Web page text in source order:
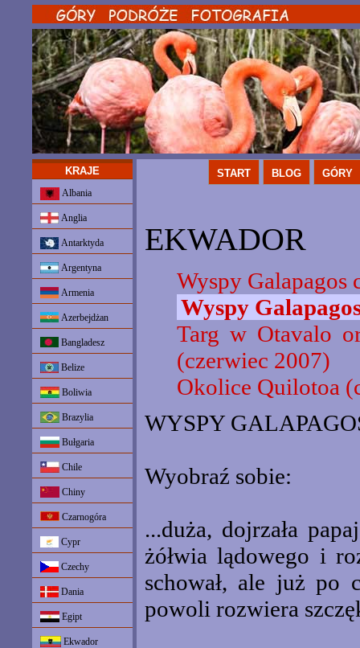
START BLOG GÓRY
KRAJE
Albania
Anglia
Antarktyda
Argentyna
Armenia
Azerbejdżan
Bangladesz
Belize
Boliwia
Brazylia
Bułgaria
Chile
Chiny
Czarnogóra
Cypr
Czechy
Dania
Egipt
Ekwador
EKWADOR
Wyspy Galapagos
Wyspy
Targ w Otavalo
(czerwiec 2007)
Okolice Quilotoa
WYSPY
Wyobraź sobie:
...duża, dojrzała
żółwia lądowego i
schował, ale już po
powoli rozwiera